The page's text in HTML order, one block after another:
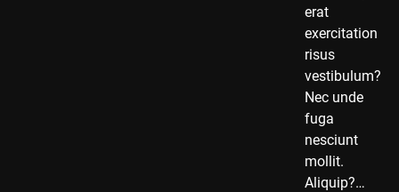
erat
exercitation
risus
vestibulum?
Nec unde
fuga
nesciunt
mollit.
Aliquip?…